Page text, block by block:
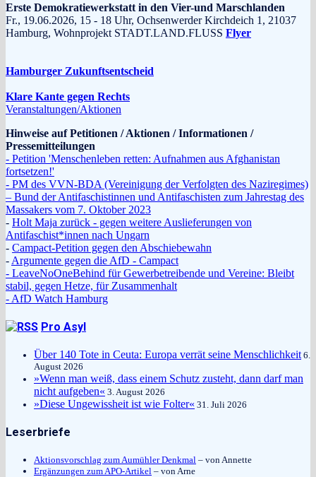
Erste Demokratiewerkstatt in den Vier-und Marschlanden
Fr., 19.06.2026, 15 - 18 Uhr, Ochsenwerder Kirchdeich 1, 21037
Hamburg, Wohnprojekt STADT.LAND.FLUSS Flyer
Hamburger Zukunftsentscheid
Klare Kante gegen Rechts
Veranstaltungen/Aktionen
Hinweise auf Petitionen / Aktionen / Informationen /
Pressemitteilungen
- Petition 'Menschenleben retten: Aufnahmen aus Afghanistan
fortsetzen!'
- PM des VVN-BDA (Vereinigung der Verfolgten des Naziregimes)
– Bund der Antifaschistinnen und Antifaschisten zum Jahrestag des
Massakers vom 7. Oktober 2023
- Holt Maja zurück - gegen weitere Auslieferungen von
Antifaschist*innen nach Ungarn
- Campact-Petition gegen den Abschiebewahn
- Argumente gegen die AfD - Campact
- LeaveNoOneBehind für Gewerbetreibende und Vereine: Bleibt
stabil, gegen Hetze, für Zusammenhalt
- AfD Watch Hamburg
Pro Asyl
Über 140 Tote in Ceuta: Europa verrät seine Menschlichkeit 6.
August 2026
»Wenn man weiß, dass einem Schutz zusteht, dann darf man
nicht aufgeben« 3. August 2026
»Diese Ungewissheit ist wie Folter« 31. Juli 2026
Leserbriefe
Aktionsvorschlag zum Aumühler Denkmal – von Annette
Ergänzungen zum APO-Artikel – von Arne